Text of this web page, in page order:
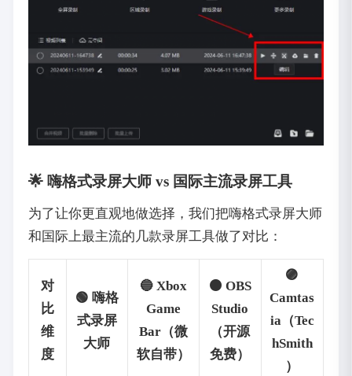
🌟 嗨格式录屏大师 vs 国际主流录屏工具
为了让你更直观地做选择，我们把嗨格式录屏大师
和国际上最主流的几款录屏工具做了对比：
对
比
维
度
🟢 嗨格
式录屏
大师
🔵 Xbox
Game
Bar（微
软自带）
🟠 OBS
Studio
（开源
免费）
🟣
Camtas
ia（Tec
hSmith
）